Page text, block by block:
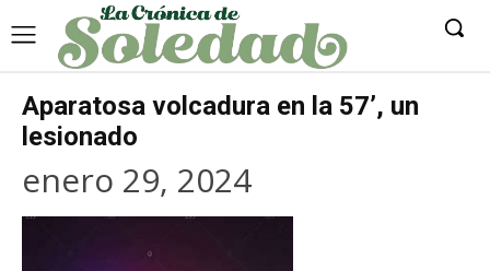
Aparatosa volcadura en la 57’, un
lesionado
enero 29, 2024